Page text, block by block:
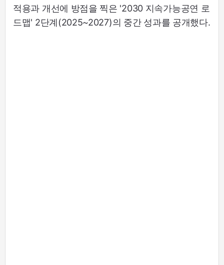
적용과 개선에 방점을 찍은 '2030 지속가능공연 로
드맵' 2단계(2025~2027)의 중간 성과를 공개했다.